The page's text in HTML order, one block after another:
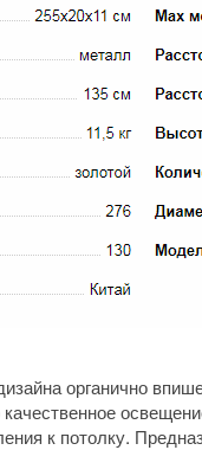
органично
к потолку.